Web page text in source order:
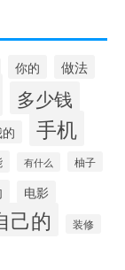
你的 做法
多少钱
手机
有什么 柚子
电影
己的 装修